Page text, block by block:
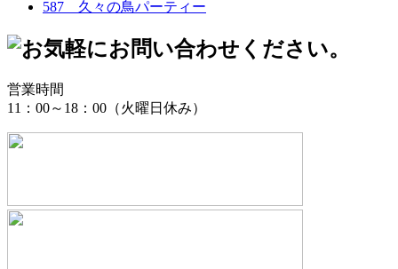
587 久々の鳥パーティー
営業時間
11：00～18：00（火曜日休み）